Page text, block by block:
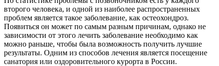
второго человека, и одной из наиболее распространенных
проблем является такое заболевание, как остеохондроз.
Появиться он может по самым разным причинам, однако не
зависимости от этого лечить заболевание необходимо как
можно раньше, чтобы была возможность получить лучшие
результаты. Одним из способов лечения является посещение
санатория или оздоровительного курорта в России.